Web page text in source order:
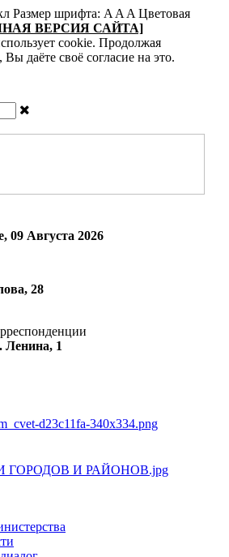
Размер шрифта: A A A Цветовая
ВЕРСИЯ САЙТА]
cookie. Продолжая
Вы даёте своё согласие на это.
09 Августа 2026
28
Ленина, 1